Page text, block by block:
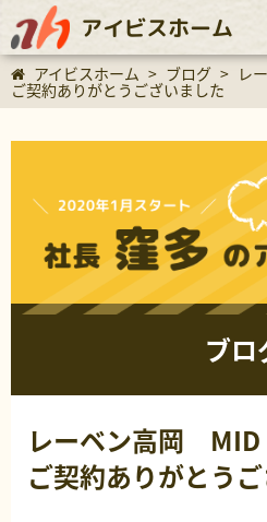
アイビスホーム
アイビスホーム > ブログ > レ
ご契約ありがとうございました
ブロ
レーベン高岡 MID
ご契約ありがとう